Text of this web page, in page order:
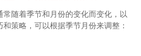
常随着季节和月份的变化而变化，以
策略，可以根据季节月份来调整：